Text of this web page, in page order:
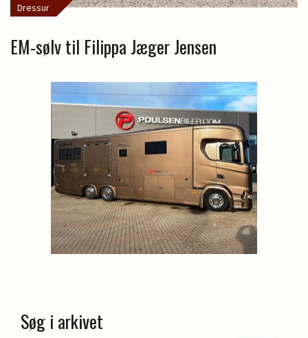
Dressur
EM-sølv til Filippa Jæger Jensen
Søg i arkivet